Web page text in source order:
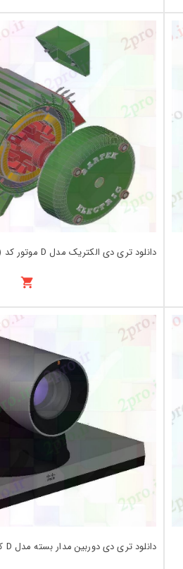
دانلود تری دی الکتریک مدل D موتور کد (کد25762)
دانلود تری دی دوربین مدار بسته مدل D کد (کد25755)